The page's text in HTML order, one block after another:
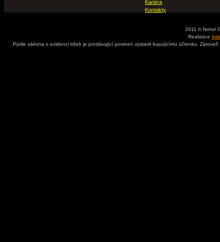
Kariéra
Kontakty
2011 © Nohel
Realizace
Podle zákona o evidenci tržeb je prodávající povinen vystavit kupujícímu účtenku.